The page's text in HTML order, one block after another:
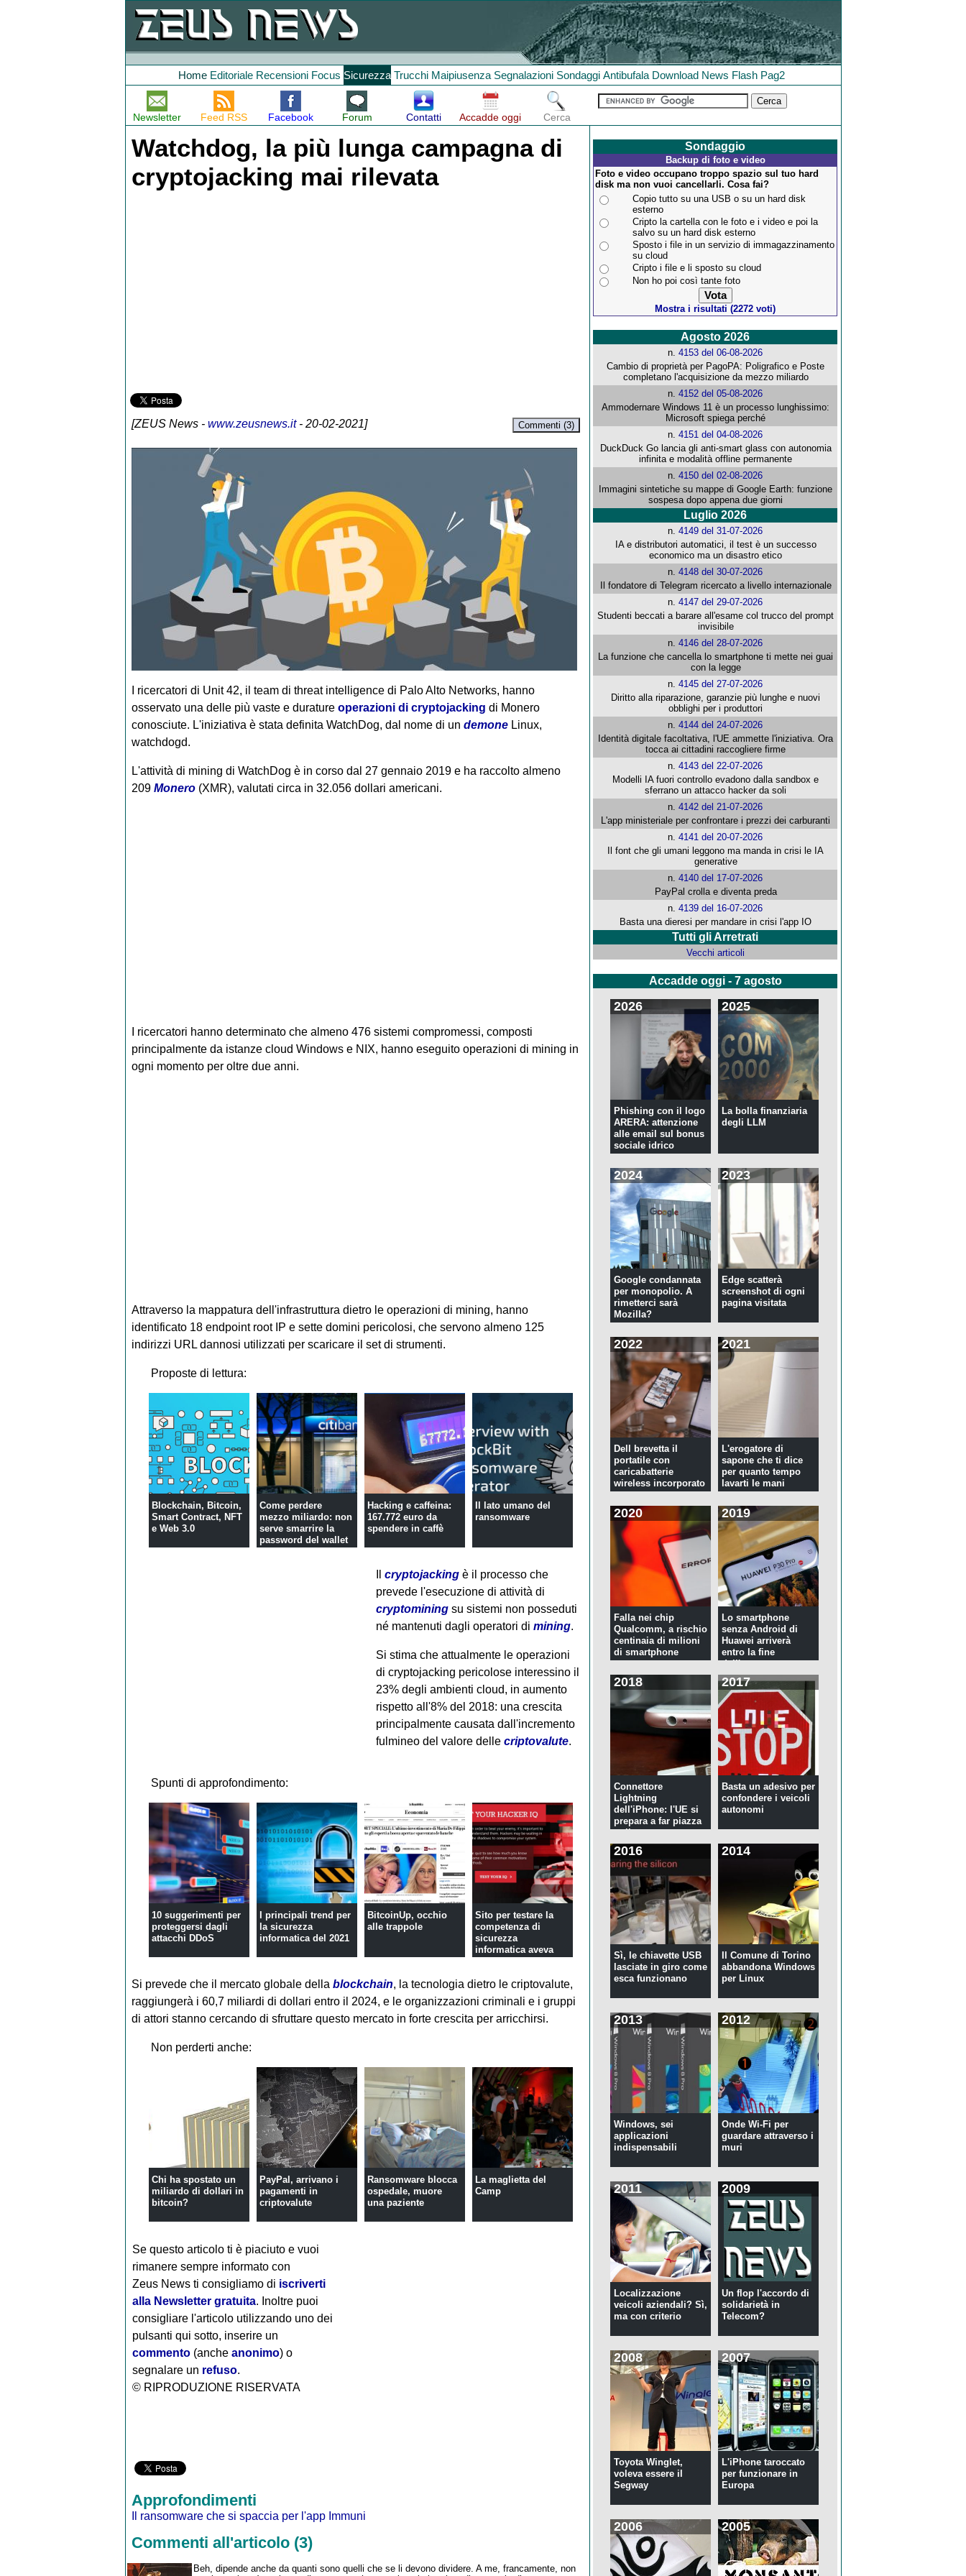
Home Editoriale Recensioni Focus Sicurezza Trucchi Maipiusenza Segnalazioni Sondaggi Antibufala Download News Flash Pag2
Newsletter Feed RSS Facebook Forum Contatti Accadde oggi Cerca
Watchdog, la più lunga campagna di
cryptojacking mai rilevata
[ZEUS News- www.zeusnews.it- 20-02-2021] Commenti (3)
I ricercatori di Unit 42, il team di threat intelligence di Palo Alto Networks, hanno
osservato una delle più vaste e durature operazioni di cryptojacking di Monero
conosciute. L'iniziativa è stata definita WatchDog, dal nome di un demoneLinux,
watchdogd.
L'attività di mining di WatchDog è in corso dal 27 gennaio 2019 e ha raccolto almeno
209 Monero(XMR), valutati circa in 32.056 dollari americani.
I ricercatori hanno determinato che almeno 476 sistemi compromessi, composti
principalmente da istanze cloud Windows e NIX, hanno eseguito operazioni di mining in
ogni momento per oltre due anni.
Attraverso la mappatura dell'infrastruttura dietro le operazioni di mining, hanno
identificato 18 endpoint root IP e sette domini pericolosi, che servono almeno 125
indirizzi URL dannosi utilizzati per scaricare il set di strumenti.
Proposte di lettura:
Blockchain, Bitcoin,
Smart Contract, NFT
e Web 3.0
Come perdere
mezzo miliardo: non
serve smarrire la
password del wallet
Hacking e caffeina:
167.772 euro da
spendere in caffè
Il lato umano del
ransomware
cryptojackingè il processo che
prevede l'esecuzione di attività di
cryptominingsu sistemi non posseduti
né mantenuti dagli operatori di mining.
Si stima che attualmente le operazioni
di cryptojacking pericolose interessino il
23% degli ambienti cloud, in aumento
rispetto all'8% del 2018: una crescita
principalmente causata dall'incremento
fulmineo del valore delle criptovalute.
Spunti di approfondimento:
10 suggerimenti per
proteggersi dagli
attacchi DDoS
I principali trend per
la sicurezza
informatica del 2021
BitcoinUp, occhio
alle trappole
Sito per testare la
competenza di
sicurezza
informatica aveva
Si prevede che il mercato globale della blockchain, la tecnologia dietro le criptovalute,
raggiungerà i 60,7 miliardi di dollari entro il 2024, e le organizzazioni criminali e i gruppi
di attori stanno cercando di sfruttare questo mercato in forte crescita per arricchirsi.
Non perderti anche:
Chi ha spostato un
miliardo di dollari in
bitcoin?
PayPal, arrivano i
pagamenti in
criptovalute
Ransomware blocca
ospedale, muore
una paziente
La maglietta del
Camp
Se questo articolo ti è piaciuto e vuoi
rimanere sempre informato con
Zeus News ti consigliamo di iscriverti
alla Newsletter gratuita. Inoltre puoi
consigliare l'articolo utilizzando uno dei
pulsanti qui sotto, inserire un
commento(anche anonimo) o
segnalare un refuso.
© RIPRODUZIONE RISERVATA
Approfondimenti
Il ransomware che si spaccia per l'app Immuni
Commenti all'articolo (3)
Beh, dipende anche da quanti sono quelli che se li devono dividere. A me, francamente, non
Sondaggio
Backup di foto e video
Foto e video occupano troppo spazio sul tuo hard
disk ma non vuoi cancellarli. Cosa fai?
Copio tutto su una USB o su un hard disk
esterno
Cripto la cartella con le foto e i video e poi la
salvo su un hard disk esterno
Sposto i file in un servizio di immagazzinamento
su cloud
Cripto i file e li sposto su cloud
Non ho poi così tante foto
Mostra i risultati (2272 voti)
Agosto 2026
n.4153 del 06-08-2026
Cambio di proprietà per PagoPA: Poligrafico e Poste
completano l'acquisizione da mezzo miliardo
n.4152 del 05-08-2026
Ammodernare Windows 11 è un processo lunghissimo:
Microsoft spiega perché
n.4151 del 04-08-2026
DuckDuck Go lancia gli anti-smart glass con autonomia
infinita e modalità offline permanente
n.4150 del 02-08-2026
Immagini sintetiche su mappe di Google Earth: funzione
sospesa dopo appena due giorni
Luglio 2026
n.4149 del 31-07-2026
IA e distributori automatici, il test è un successo
economico ma un disastro etico
n.4148 del 30-07-2026
Il fondatore di Telegram ricercato a livello internazionale
n.4147 del 29-07-2026
Studenti beccati a barare all'esame col trucco del prompt
invisibile
n.4146 del 28-07-2026
La funzione che cancella lo smartphone ti mette nei guai
con la legge
n.4145 del 27-07-2026
Diritto alla riparazione, garanzie più lunghe e nuovi
obblighi per i produttori
n.4144 del 24-07-2026
Identità digitale facoltativa, l'UE ammette l'iniziativa. Ora
tocca ai cittadini raccogliere firme
n.4143 del 22-07-2026
Modelli IA fuori controllo evadono dalla sandbox e
sferrano un attacco hacker da soli
n.4142 del 21-07-2026
L'app ministeriale per confrontare i prezzi dei carburanti
n.4141 del 20-07-2026
Il font che gli umani leggono ma manda in crisi le IA
generative
n.4140 del 17-07-2026
PayPal crolla e diventa preda
n.4139 del 16-07-2026
Basta una dieresi per mandare in crisi l'app IO
Tutti gli Arretrati
Vecchi articoli
Accadde oggi - 7 agosto
2026
Phishing con il logo
ARERA: attenzione
alle email sul bonus
sociale idrico
2025
La bolla finanziaria
degli LLM
2024
Google condannata
per monopolio. A
rimetterci sarà
Mozilla?
2023
Edge scatterà
screenshot di ogni
pagina visitata
2022
Dell brevetta il
portatile con
caricabatterie
wireless incorporato
2021
L'erogatore di
sapone che ti dice
per quanto tempo
lavarti le mani
2020
Falla nei chip
Qualcomm, a rischio
centinaia di milioni
di smartphone
2019
Lo smartphone
senza Android di
Huawei arriverà
entro la fine
dell'anno
2018
Connettore
Lightning
dell'iPhone: l'UE si
prepara a far piazza
pulita
2017
Basta un adesivo per
confondere i veicoli
autonomi
2016
Sì, le chiavette USB
lasciate in giro come
esca funzionano
2014
Il Comune di Torino
abbandona Windows
per Linux
2013
Windows, sei
applicazioni
indispensabili
2012
Onde Wi-Fi per
guardare attraverso i
muri
2011
Localizzazione
veicoli aziendali? Sì,
ma con criterio
2009
Un flop l'accordo di
solidarietà in
Telecom?
2008
Toyota Winglet,
voleva essere il
Segway
2007
L'iPhone taroccato
per funzionare in
Europa
2006 2005